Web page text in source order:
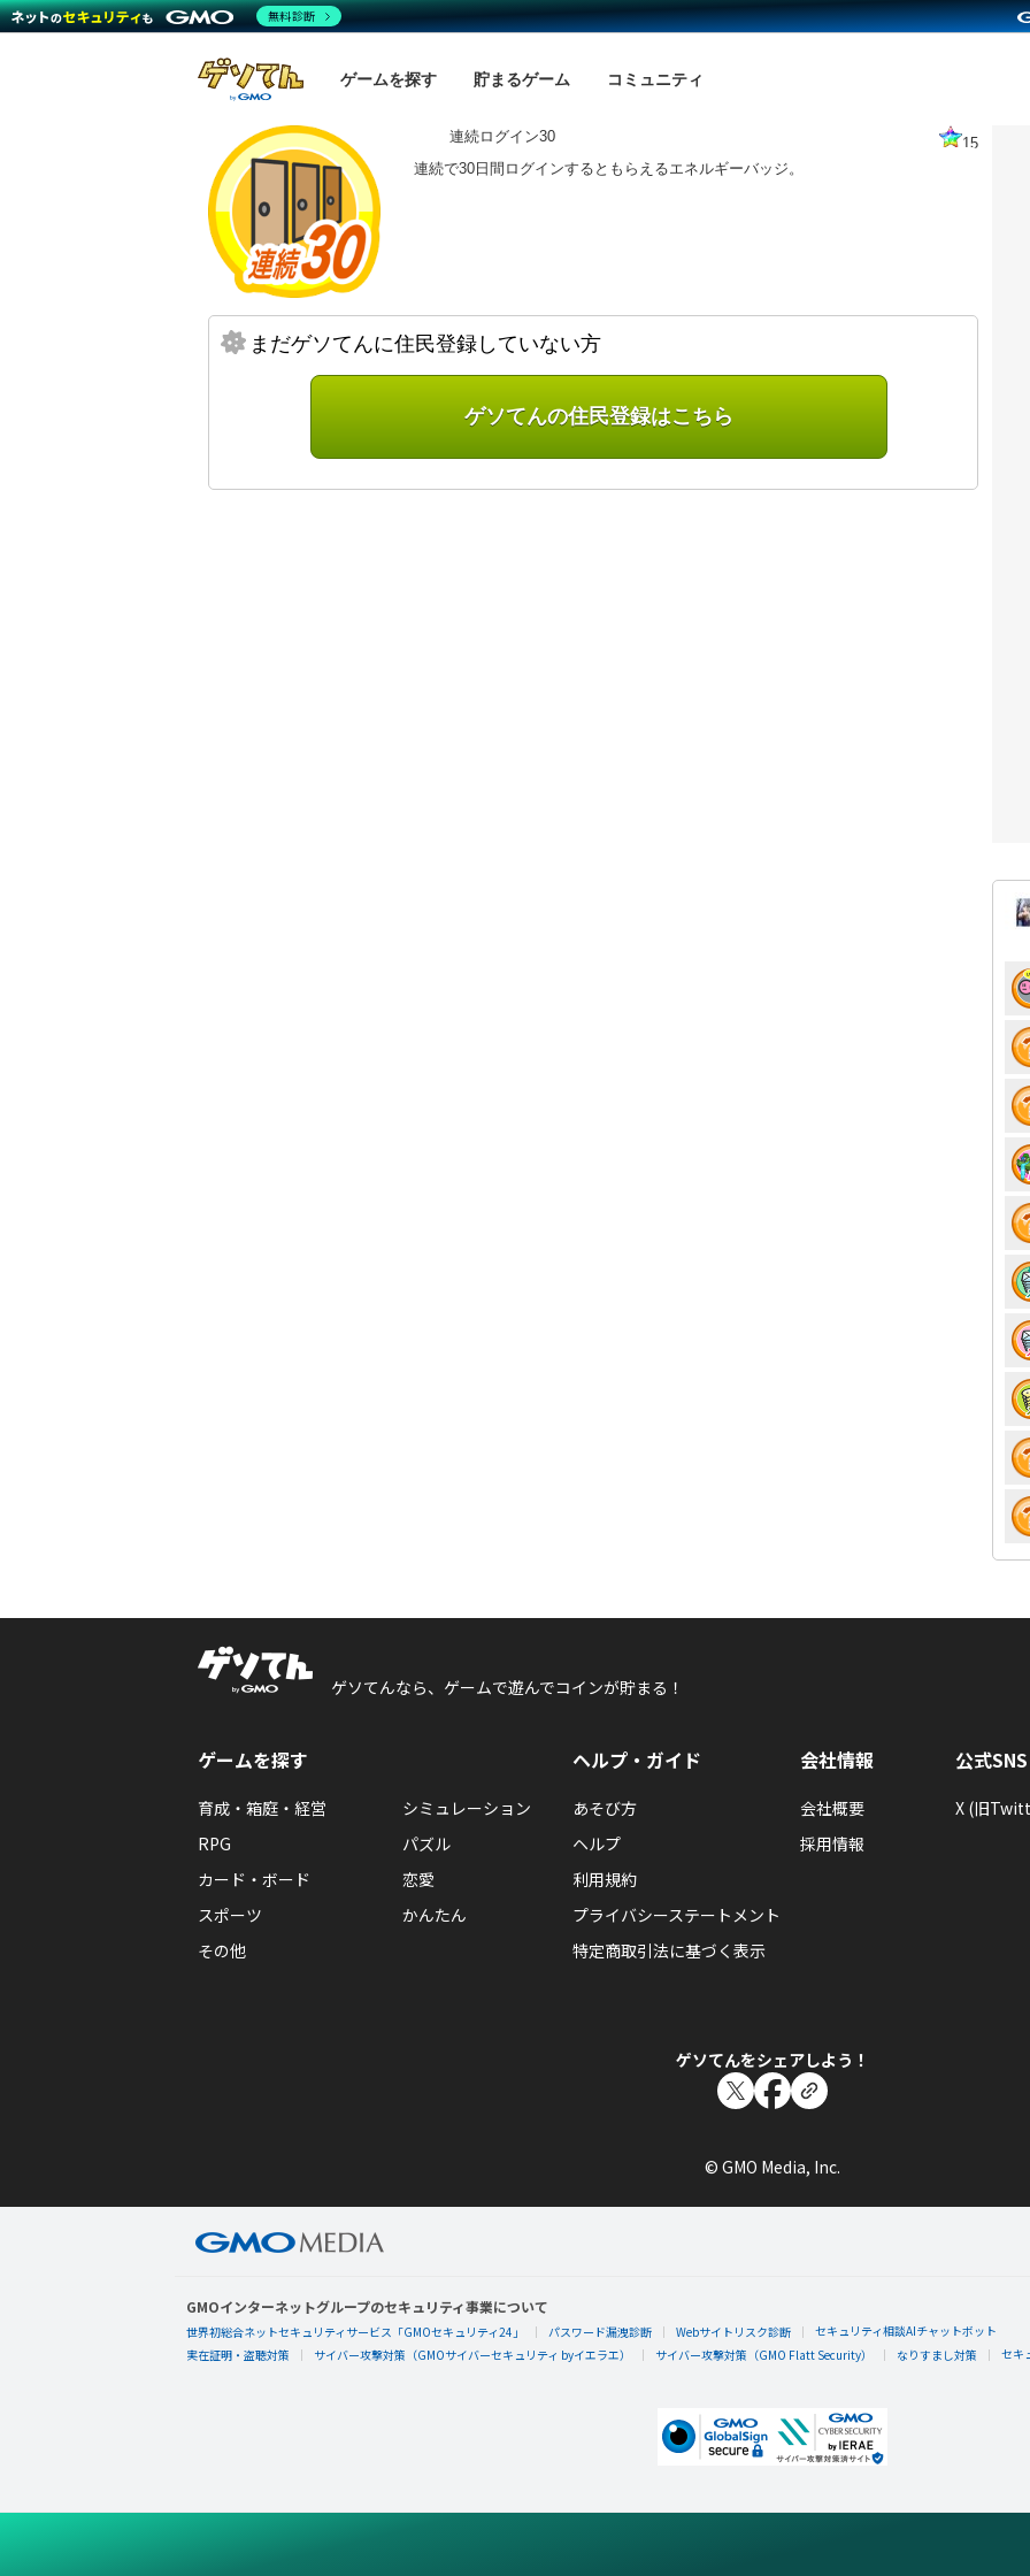
ゲームを探す 貯まるゲーム コミュニティ
連続ログイン30
15
連続で30日間ログインするともらえるエネルギーバッジ。
まだゲソてんに住民登録していない方
ゲソてんの住民登録はこちら
ゲソてんなら、ゲームで遊んでコインが貯まる！
ゲームを探す
育成・箱庭・経営
シミュレーション
RPG
パズル
カード・ボード
恋愛
スポーツ
かんたん
その他
ヘルプ・ガイド
あそび方
ヘルプ
利用規約
プライバシーステートメント
特定商取引法に基づく表示
会社情報
会社概要
採用情報
公式SNS
X (旧
ゲソてんをシェアしよう！
© GMO Media, Inc.
GMOインターネットグループのセキュリティ事業について
世界初総合ネットセキュリティサービス「GMOセキュリティ24」 パスワード漏洩診断 Webサイトリスク診断
セキュリティ相談AIチャットボット
実在証明・盗聴対策
サイバー攻撃対策（GMOサイバーセキュリティ byイエラエ） サイバー攻撃対策（GMO Flatt Security） なりすまし対策 セキ
無料診断